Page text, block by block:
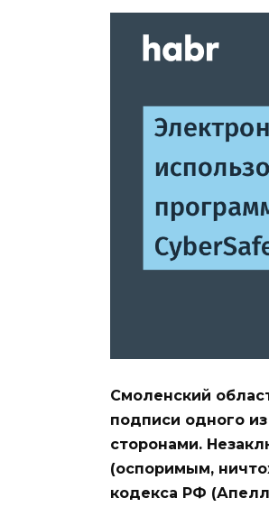
Смоленский
подписи одного
сторонами.
(оспоримым,
кодекса РФ